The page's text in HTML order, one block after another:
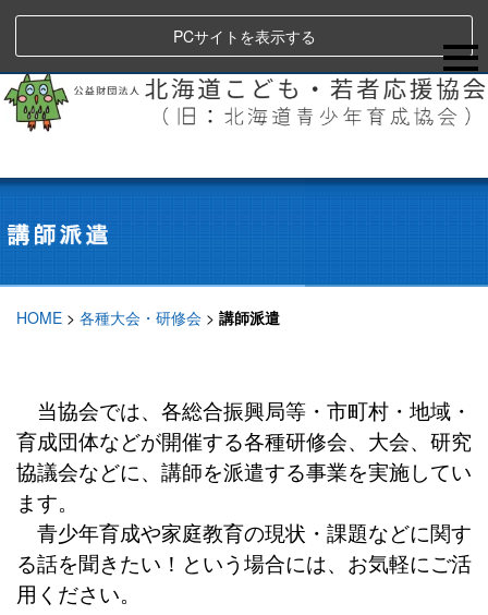
PCサイトを表示する
HOME > 各種大会・研修会 > 講師派遣
当協会では、各総合振興局等・市町村・地域・
育成団体などが開催する各種研修会、大会、研究
協議会などに、講師を派遣する事業を実施してい
ます。
青少年育成や家庭教育の現状・課題などに関す
る話を聞きたい！という場合には、お気軽にご活
用ください。